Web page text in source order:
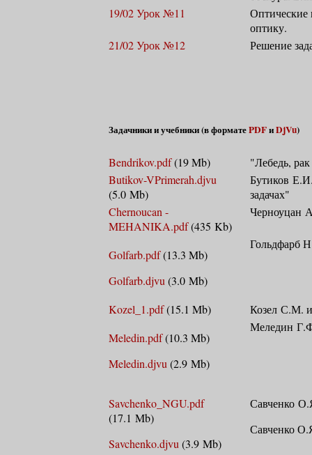
19/02 Урок №11
Оптические
оптику.
21/02 Урок №12
Решение
Задачники и учебники (в форматеPDFиDjVu)
Bendrikov.pdf(19 Mb)
"Лебедь,
Butikov-VPrimerah.djvu
(5.0 Mb)
Бутиков
задачах"
Chernoucan -
MEHANIKA.pdf(435 Kb)
Черноуцан
Golfarb.pdf(13.3 Mb)
Golfarb.djvu (3.0 Mb)
Гольдфарб
Kozel_1.pdf(15.1 Mb)
Козел С.М.
Meledin.pdf(10.3 Mb)
Meledin.djvu (2.9 Mb)
Меледин
Savchenko_NGU.pdf
(17.1 Mb)
Savchenko.djvu (3.9 Mb)
Савченко
Савченко